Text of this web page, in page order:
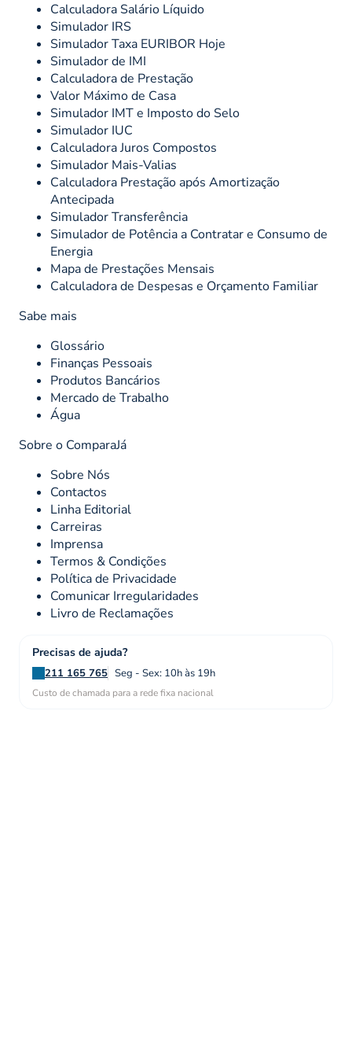
Calculadora Salário Líquido
Simulador IRS
Simulador Taxa EURIBOR Hoje
Simulador de IMI
Calculadora de Prestação
Valor Máximo de Casa
Simulador IMT e Imposto do Selo
Simulador IUC
Calculadora Juros Compostos
Simulador Mais-Valias
Calculadora Prestação após Amortização
Antecipada
Simulador Transferência
Simulador de Potência a Contratar e Consumo de
Energia
Mapa de Prestações Mensais
Calculadora de Despesas e Orçamento Familiar
Sabe mais
Glossário
Finanças Pessoais
Produtos Bancários
Mercado de Trabalho
Água
Sobre o ComparaJá
Sobre Nós
Contactos
Linha Editorial
Carreiras
Imprensa
Termos & Condições
Política de Privacidade
Comunicar Irregularidades
Livro de Reclamações
Precisas de ajuda?
211 165 765 Seg - Sex: 10h às 19h
Custo de chamada para a rede fixa nacional